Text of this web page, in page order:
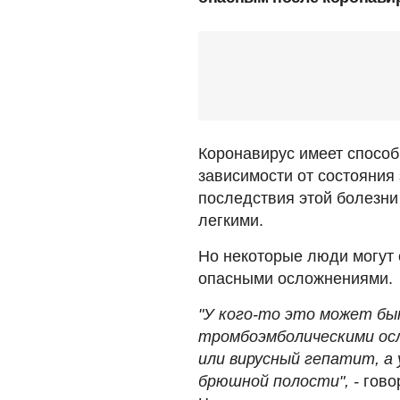
Коронавирус имеет
зависимости от
последствия этой
легкими.
Но некоторые люди могут
опасными осложнениями.
"У кого-то это может
тромбоэмболическими
или вирусный гепатит, а
брюшной полости", -